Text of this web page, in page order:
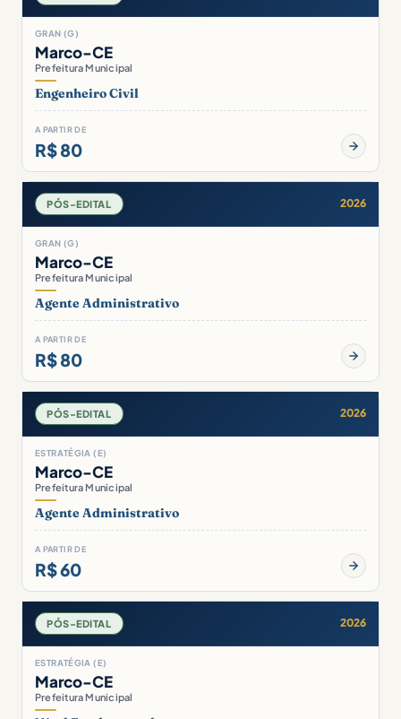
GRAN (G)
Marco-CE
Prefeitura Municipal
Engenheiro Civil
A PARTIR DE
R$ 80
PÓS-EDITAL 2026
GRAN (G)
Marco-CE
Prefeitura Municipal
Agente Administrativo
A PARTIR DE
R$ 80
PÓS-EDITAL 2026
ESTRATÉGIA (E)
Marco-CE
Prefeitura Municipal
Agente Administrativo
A PARTIR DE
R$ 60
PÓS-EDITAL 2026
ESTRATÉGIA (E)
Marco-CE
Prefeitura Municipal